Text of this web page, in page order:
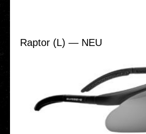
Raptor (L) — NEU